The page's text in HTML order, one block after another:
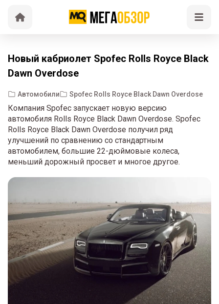
Новый кабриолет Spofec Rolls Royce Black
Dawn Overdose
Автомобили Spofec Rolls Royce Black Dawn Overdose
Компания Spofec запускает новую версию
автомобиля Rolls Royce Black Dawn Overdose. Spofec
Rolls Royce Black Dawn Overdose получил ряд
улучшений по сравнению со стандартным
автомобилем, большие 22-дюймовые колеса,
меньший дорожный просвет и многое другое.